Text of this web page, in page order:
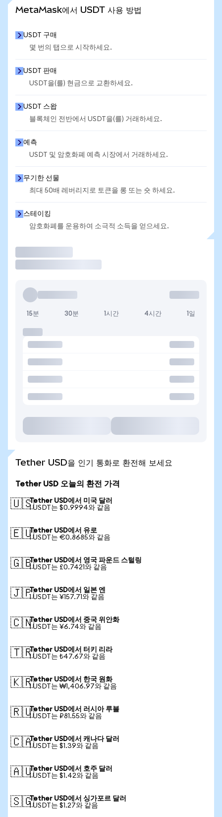
MetaMask에서 USDT 사용 방법
USDT 구매
몇 번의 탭으로 시작하세요.
USDT 판매
USDT을(를) 현금으로 교환하세요.
USDT 스왑
블록체인 전반에서 USDT을(를) 거래하세요.
예측
USDT 및 암호화폐 예측 시장에서 거래하세요.
무기한 선물
최대 50배 레버리지로 토큰을 롱 또는 숏 하세요.
스테이킹
암호화폐를 운용하여 소극적 소득을 얻으세요.
15분 30분 1시간 4시간 1일
Tether USD을 인기 통화로 환전해 보세요
Tether USD 오늘의 환전 가격
🇺🇸Tether USD에서 미국 달러
1 USDT는 $0.9994와 같음
🇪🇺Tether USD에서 유로
1 USDT는 €0.8685와 같음
🇬🇧Tether USD에서 영국 파운드 스털링
1 USDT는 £0.7421와 같음
🇯🇵Tether USD에서 일본 엔
1 USDT는 ¥157.71와 같음
🇨🇳Tether USD에서 중국 위안화
1 USDT는 ¥6.74와 같음
🇹🇷Tether USD에서 터키 리라
1 USDT는 ₺47.67와 같음
🇰🇷Tether USD에서 한국 원화
1 USDT는 ₩1,406.97와 같음
🇷🇺Tether USD에서 러시아 루블
1 USDT는 ₽81.55와 같음
🇨🇦Tether USD에서 캐나다 달러
1 USDT는 $1.39와 같음
🇦🇺Tether USD에서 호주 달러
1 USDT는 $1.42와 같음
🇸🇬Tether USD에서 싱가포르 달러
1 USDT는 $1.27와 같음